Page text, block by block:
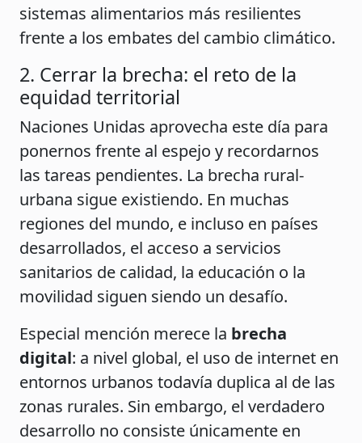
sistemas alimentarios más resilientes
frente a los embates del cambio climático.
2. Cerrar la brecha: el reto de la
equidad territorial
Naciones Unidas aprovecha este día para
ponernos frente al espejo y recordarnos
las tareas pendientes. La brecha rural-
urbana sigue existiendo. En muchas
regiones del mundo, e incluso en países
desarrollados, el acceso a servicios
sanitarios de calidad, la educación o la
movilidad siguen siendo un desafío.
Especial mención merece la brecha
digital: a nivel global, el uso de internet en
entornos urbanos todavía duplica al de las
zonas rurales. Sin embargo, el verdadero
desarrollo no consiste únicamente en